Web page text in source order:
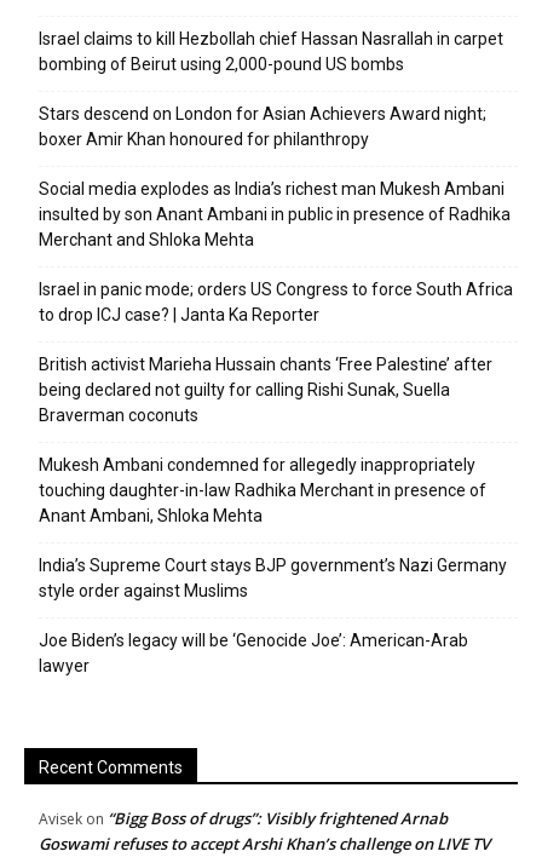
Israel claims to kill Hezbollah chief Hassan Nasrallah in carpet
bombing of Beirut using 2,000-pound US bombs
Stars descend on London for Asian Achievers Award night;
boxer Amir Khan honoured for philanthropy
Social media explodes as India’s richest man Mukesh Ambani
insulted by son Anant Ambani in public in presence of Radhika
Merchant and Shloka Mehta
Israel in panic mode; orders US Congress to force South Africa
to drop ICJ case? | Janta Ka Reporter
British activist Marieha Hussain chants ‘Free Palestine’ after
being declared not guilty for calling Rishi Sunak, Suella
Braverman coconuts
Mukesh Ambani condemned for allegedly inappropriately
touching daughter-in-law Radhika Merchant in presence of
Anant Ambani, Shloka Mehta
India’s Supreme Court stays BJP government’s Nazi Germany
style order against Muslims
Joe Biden’s legacy will be ‘Genocide Joe’: American-Arab
lawyer
Recent Comments
Avisek on “Bigg Boss of drugs”: Visibly frightened Arnab
Goswami refuses to accept Arshi Khan’s challenge on LIVE TV